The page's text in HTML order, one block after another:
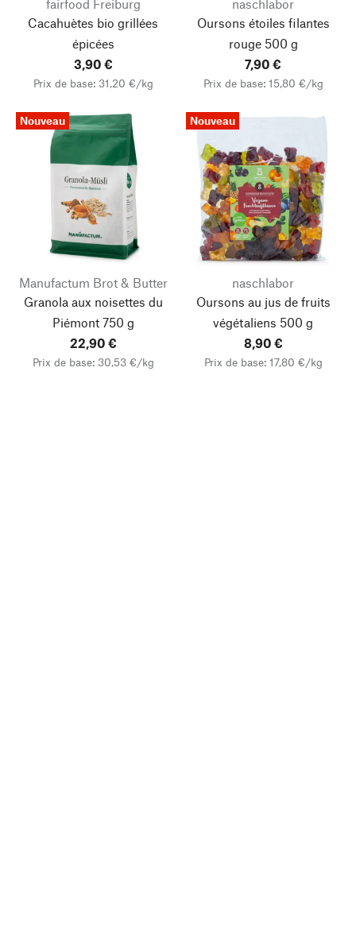
fairfood Freiburg
Cacahuètes bio grillées
épicées
3,90 €
Prix de base: 31,20 €/kg
naschlabor
Oursons étoiles filantes
rouge 500 g
7,90 €
Prix de base: 15,80 €/kg
Nouveau
Manufactum Brot & Butter
Granola aux noisettes du
Piémont 750 g
22,90 €
Prix de base: 30,53 €/kg
Nouveau
naschlabor
Oursons au jus de fruits
végétaliens 500 g
8,90 €
Prix de base: 17,80 €/kg